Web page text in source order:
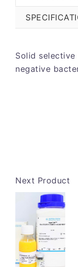
Solid
negative
Next Product